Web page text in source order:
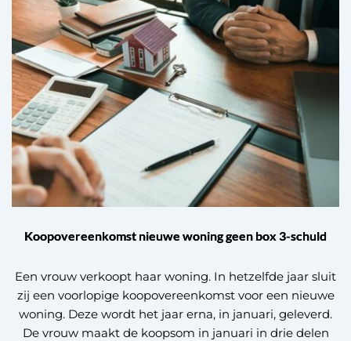
Koopovereenkomst nieuwe woning geen box 3-schuld
Een vrouw verkoopt haar woning. In hetzelfde jaar sluit
zij een voorlopige koopovereenkomst voor een nieuwe
woning. Deze wordt het jaar erna, in januari, geleverd.
De vrouw maakt de koopsom in januari in drie delen